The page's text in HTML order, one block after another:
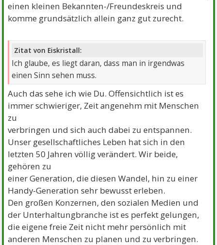
einen kleinen Bekannten-/Freundeskreis und
komme grundsätzlich allein ganz gut zurecht.
Zitat von Eiskristall:
Ich glaube, es liegt daran, dass man in irgendwas
einen Sinn sehen muss.
Auch das sehe ich wie Du. Offensichtlich ist es
immer schwieriger, Zeit angenehm mit Menschen
zu
verbringen und sich auch dabei zu entspannen.
Unser gesellschaftliches Leben hat sich in den
letzten 50 Jahren völlig verändert. Wir beide,
gehören zu
einer Generation, die diesen Wandel, hin zu einer
Handy-Generation sehr bewusst erleben.
Den großen Konzernen, den sozialen Medien und
der Unterhaltungbranche ist es perfekt gelungen,
die eigene freie Zeit nicht mehr persönlich mit
anderen Menschen zu planen und zu verbringen.